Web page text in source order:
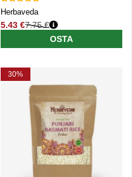
Herbaveda
5.43 €
Normaali hinta
7.75 €
OSTA
30%